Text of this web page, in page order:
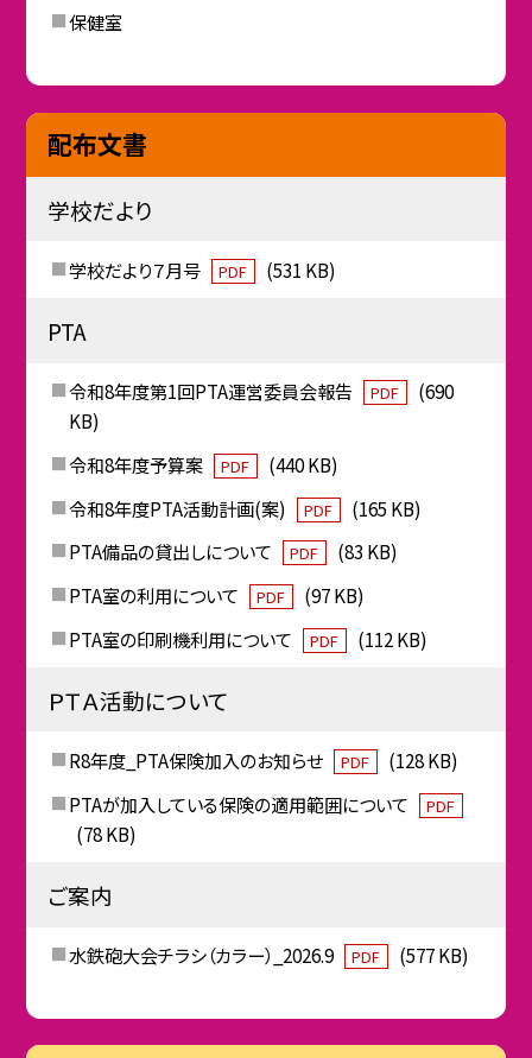
保健室
配布文書
学校だより
学校だより７月号 PDF (531 KB)
PTA
令和8年度第1回PTA運営委員会報告 PDF
(690
KB)
令和8年度予算案
PDF
(440 KB)
令和8年度PTA活動計画(案)
PDF
(165 KB)
PTA備品の貸出しについて
PDF
(83 KB)
PTA室の利用について
PDF
(97 KB)
PTA室の印刷機利用について
PDF (112 KB)
ＰＴＡ活動について
R8年度_PTA保険加入のお知らせ PDF
(128 KB)
PTAが加入している保険の適用範囲について
PDF
(78 KB)
ご案内
水鉄砲大会チラシ（カラー）_2026.9 PDF (577 KB)